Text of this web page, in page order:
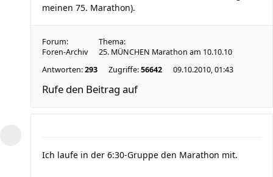
meinen 75. Marathon).
Forum:
Foren-Archiv
Thema:
25. MÜNCHEN Marathon am 10.10.10
Antworten:293 Zugriffe:56642 09.10.2010, 01:43
Rufe den Beitrag auf
Ich laufe in der 6:30-Gruppe den Marathon mit.